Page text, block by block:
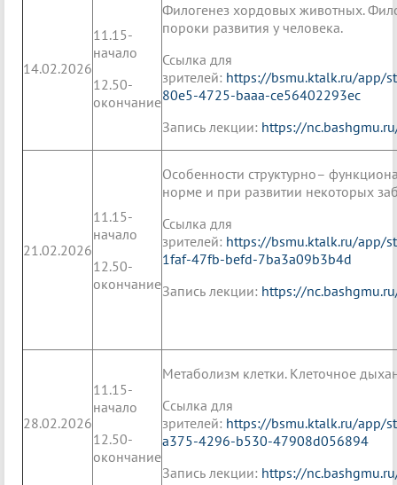
14.02.2026
11.15-
начало
12.50-
окончание
Филогенез хордовых животных.
пороки развития у человека.
Ссылка для
зрителей: https://bsmu.ktalk.ru/app/
80e5-4725-baaa-ce56402293ec
Запись лекции: https://
21.02.2026
11.15-
начало
12.50-
окончание
Особенности структурно–
норме и при развитии некоторых
Ссылка для
зрителей: https://bsmu.ktalk.ru/app/
1faf-47fb-befd-7ba3a09b3b4d
Запись лекции: https://
28.02.2026
11.15-
начало
12.50-
окончание
Метаболизм клетки. Клеточное
Cсылка для
зрителей: https://bsmu.ktalk.ru/app/
a375-4296-b530-47908d056894
Запись лекции: https://